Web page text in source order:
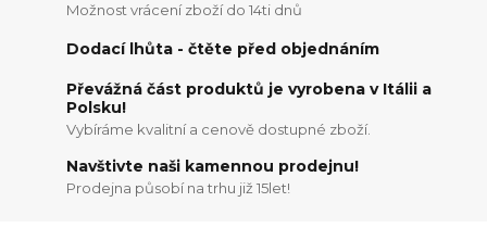
Možnost vrácení zboží do 14ti dnů
Dodací lhůta - čtěte před objednáním
Převážná část produktů je vyrobena v Itálii a
Polsku!
Vybíráme kvalitní a cenově dostupné zboží.
Navštivte naši kamennou prodejnu!
Prodejna působí na trhu již 15let!